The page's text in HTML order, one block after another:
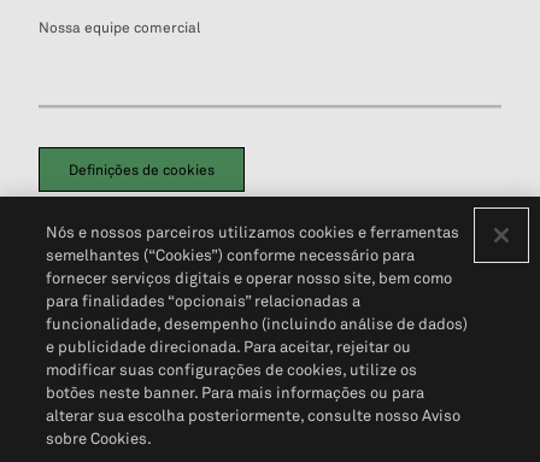
Nossa equipe comercial
Definições de cookies
Política de PrivacidadePortal de privacidade do cliente (em inglês)
Não Venda Minhas Informações Pessoais© 2026 S&P Global
Nós e nossos parceiros utilizamos cookies e ferramentas
semelhantes (“Cookies”) conforme necessário para
fornecer serviços digitais e operar nosso site, bem como
para finalidades “opcionais” relacionadas a
funcionalidade, desempenho (incluindo análise de dados)
e publicidade direcionada. Para aceitar, rejeitar ou
modificar suas configurações de cookies, utilize os
botões neste banner. Para mais informações ou para
alterar sua escolha posteriormente, consulte nosso Aviso
sobre Cookies.